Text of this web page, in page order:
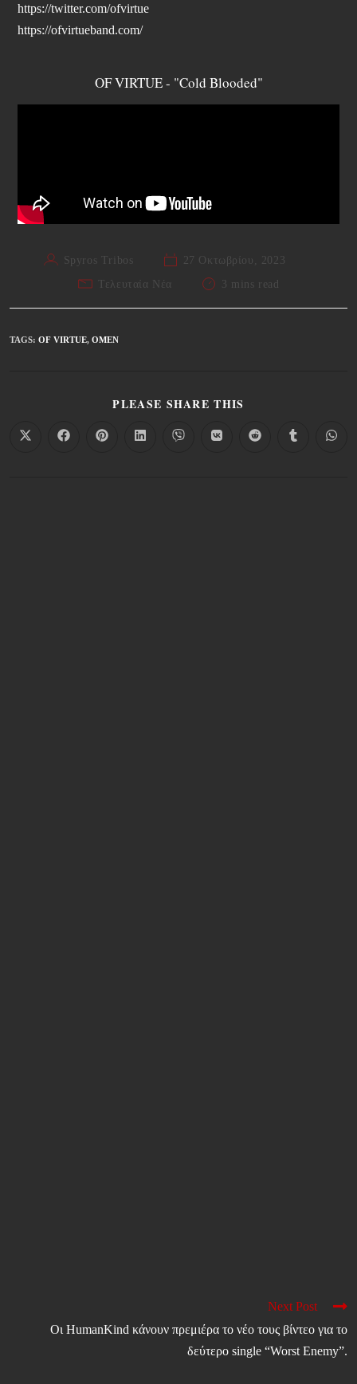
https://twitter.com/ofvirtue
https://ofvirtueband.com/
OF VIRTUE - "Cold Blooded"
Spyros Tribos
27 Οκτωβρίου, 2023
Τελευταία Νέα
3 mins read
TAGS: OF VIRTUE, OMEN
PLEASE SHARE THIS
Next Post
Οι HumanKind κάνουν πρεμιέρα το νέο τους βίντεο για το
δεύτερο single “Worst Enemy”.